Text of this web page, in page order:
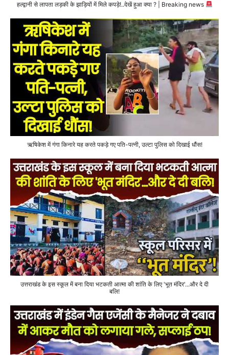
हल्द्वानी से लापता लड़की के झाड़ियों में मिले कपड़े!..देखें हुआ क्या ? | Breaking news
ऋषिकेश में गंगा किनारे यह करते पकड़े गए पति-पत्नी, उल्टा पुलिस को दिखाई धौंस!
उत्तराखंड के इस स्कूल में बना दिया भटकती आत्मा की शांति के लिए 'भूत मंदिर'...और दे दी
बलि!